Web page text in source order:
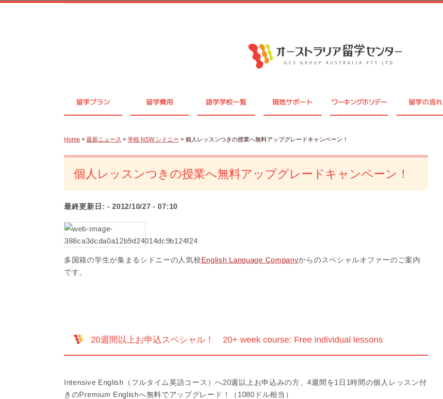
留学プラン 留学費用 語学学校一覧 現地サポート ワーキングホリデー 留学の流れ
Home > 最新ニュース > 学校 NSW シドニー > 個人レッスンつきの授業へ無料アップグレードキャンペーン！
個人レッスンつきの授業へ無料アップグレードキャンペーン！
最終更新日: - 2012/10/27 - 07:10
多国籍の学生が集まるシドニーの人気校English Language Companyからのスペシャルオファーのご案内
です。
20週間以上お申込スペシャル！ 20+ week course: Free individual lessons
Intensive English（フルタイム英語コース）へ20週以上お申込みの方、4週間を1日1時間の個人レッスン付
きのPremium Englishへ無料でアップグレード！（1080ドル相当）